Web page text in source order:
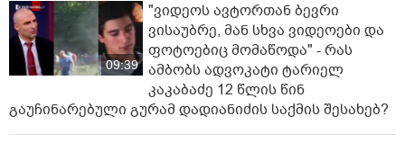
09:39
"ვიდეოს ავტორთან ბევრი
ვისაუბრე, მან სხვა ვიდეოები და
ფოტოებიც მომაწოდა" - რას
ამბობს ადვოკატი ტარიელ
კაკაბაძე 12 წლის წინ
გაუჩინარებული გურამ დადიანიძის საქმის შესახებ?